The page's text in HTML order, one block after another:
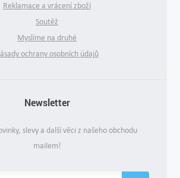
Reklamace a vrácení zboží
Soutěž
Myslíme na druhé
ochrany osobních údajů
Newsletter
slevy a další věci z našeho obchodu
mailem!